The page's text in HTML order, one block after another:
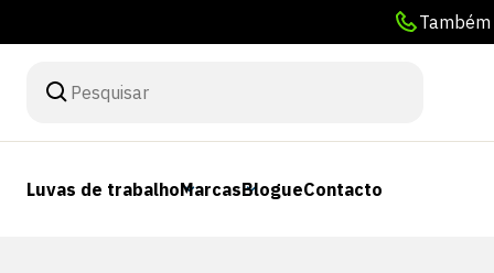
Luvas de trabalhoMarcasBlogueContacto